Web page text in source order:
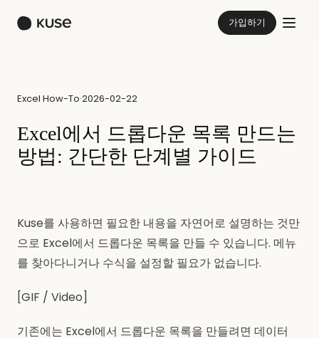
가입하기
Excel How-To·2026-02-22
Excel에서 드롭다운 목록 만드는
방법: 간단한 단계별 가이드
Kuse를 사용하면 필요한 내용을 자연어로 설명하는 것만
으로 Excel에서 드롭다운 목록을 만들 수 있습니다. 메뉴
를 찾아다니거나 수식을 설정할 필요가 없습니다.
[GIF / Video]
기존에는 Excel에서 드롭다운 목록을 만들려면 데이터